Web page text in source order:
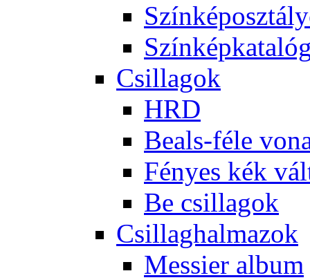
Csil­la­gok
HRD
Be­als-fé­le
Fé­nyes kék
Be csil­la­gok
Csil­lag­hal­ma­zok
Mes­si­er al­bum